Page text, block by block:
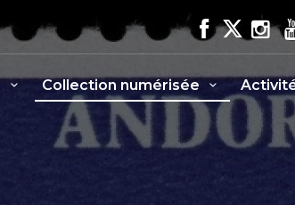
Collection numérisée